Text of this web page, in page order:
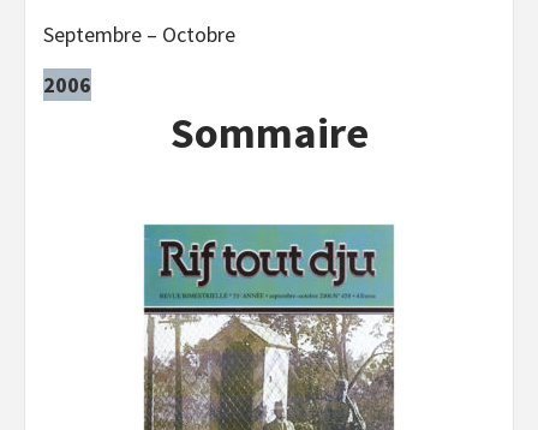
Septembre – Octobre
2006
Sommaire